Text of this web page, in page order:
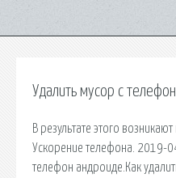
Удалить мусор с
В результате этого
Ускорение телефона. 2019-
телефон андроиде.Как